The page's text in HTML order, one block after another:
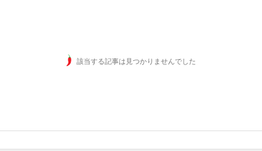
該当する記事は見つかりませんでした